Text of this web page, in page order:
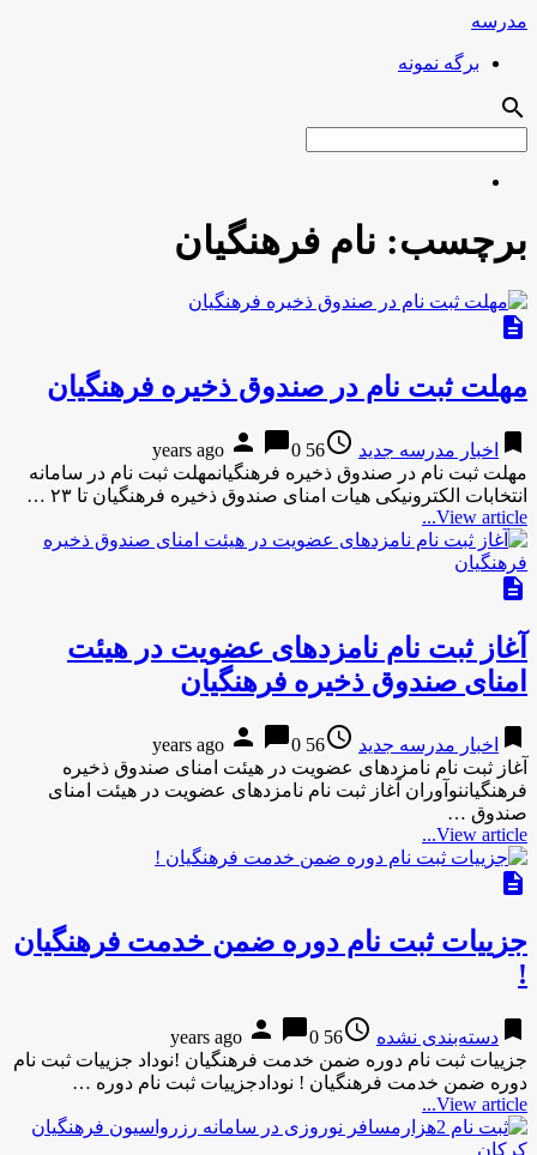
مدرسه
برگه نمونه
search
برچسب: نام فرهنگیان
description
مهلت ثبت نام در صندوق ذخیره فرهنگیان
bookmark اخبار مدرسه جدید access_time
56 years ago
person chat_bubble0
مهلت ثبت نام در صندوق ذخیره فرهنگیانمهلت ثبت نام در سامانه
انتخابات الکترونیکی هیات امنای صندوق ذخیره فرهنگیان تا ۲۳ …
View article...
description
آغاز ثبت نام نامزدهای عضویت در هیئت
امنای صندوق ذخیره فرهنگیان
bookmark اخبار مدرسه جدید access_time
56 years ago
person chat_bubble0
آغاز ثبت نام نامزدهای عضویت در هیئت امنای صندوق ذخیره
فرهنگیاننوآوران آغاز ثبت نام نامزدهای عضویت در هیئت امنای
صندوق …
View article...
description
جزییات ثبت نام دوره ضمن خدمت فرهنگیان
!
bookmark دسته‌بندی نشده access_time
56 years ago
person chat_bubble0
جزییات ثبت نام دوره ضمن خدمت فرهنگیان !نوداد جزییات ثبت نام
دوره ضمن خدمت فرهنگیان ! نودادجزییات ثبت نام دوره …
View article...